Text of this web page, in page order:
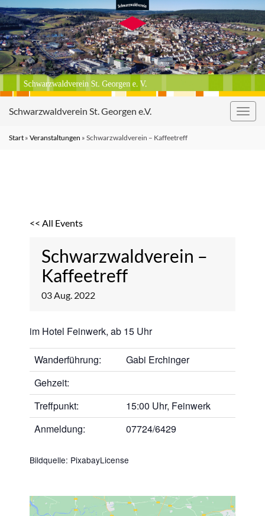
Schwarzwaldverein St. Georgen e.V.
Start » Veranstaltungen » Schwarzwaldverein – Kaffeetreff
<< All Events
Schwarzwaldverein –
Kaffeetreff
03Aug. 2022
im Hotel Feinwerk, ab 15 Uhr
Wanderführung:
Gabi Erchinger
Gehzeit:
Treffpunkt:
15:00 Uhr, Feinwerk
Anmeldung:
07724/6429
Bildquelle: PixabayLicense